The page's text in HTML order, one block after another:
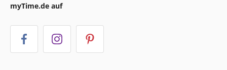
myTime.de auf